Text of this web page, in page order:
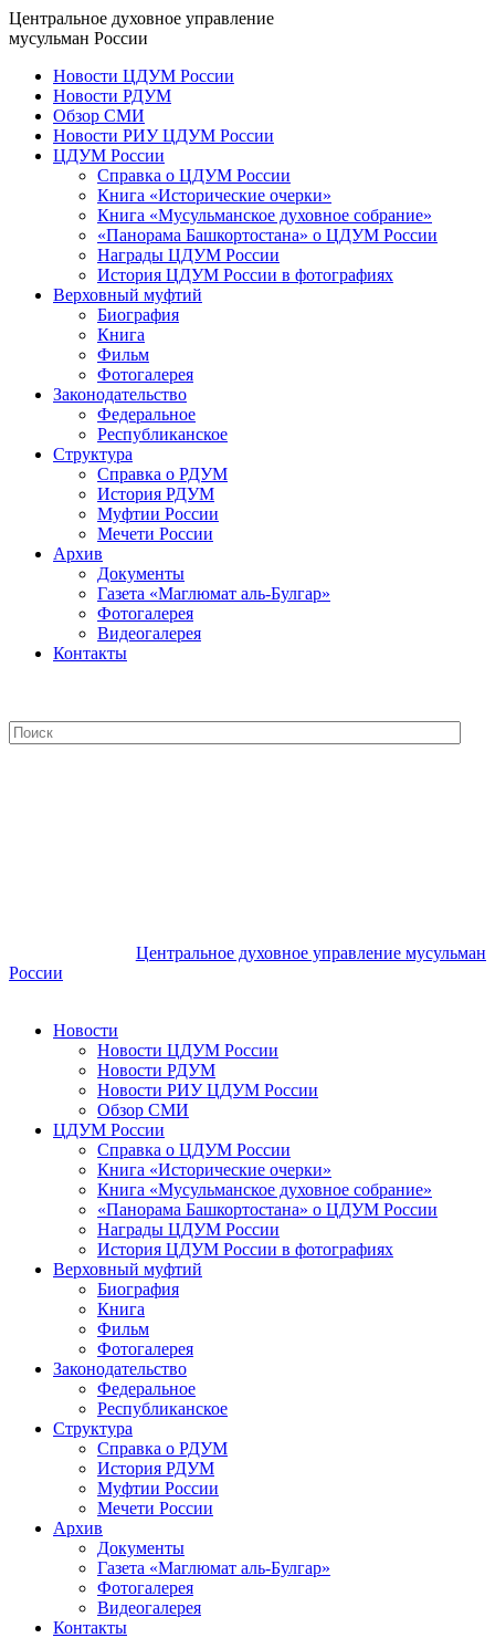
Центральное духовное управление
мусульман России
Новости ЦДУМ России
Новости РДУМ
Обзор СМИ
Новости РИУ ЦДУМ России
ЦДУМ России
Справка о ЦДУМ России
Книга «Исторические очерки»
Книга «Мусульманское духовное собрание»
«Панорама Башкортостана» о ЦДУМ России
Награды ЦДУМ России
История ЦДУМ России в фотографиях
Верховный муфтий
Биография
Книга
Фильм
Фотогалерея
Законодательство
Федеральное
Республиканское
Структура
Справка о РДУМ
История РДУМ
Муфтии России
Мечети России
Архив
Документы
Газета «Маглюмат аль-Булгар»
Фотогалерея
Видеогалерея
Контакты
Центральное духовное управление мусульман
России
Новости
Новости ЦДУМ России
Новости РДУМ
Новости РИУ ЦДУМ России
Обзор СМИ
ЦДУМ России
Справка о ЦДУМ России
Книга «Исторические очерки»
Книга «Мусульманское духовное собрание»
«Панорама Башкортостана» о ЦДУМ России
Награды ЦДУМ России
История ЦДУМ России в фотографиях
Верховный муфтий
Биография
Книга
Фильм
Фотогалерея
Законодательство
Федеральное
Республиканское
Структура
Справка о РДУМ
История РДУМ
Муфтии России
Мечети России
Архив
Документы
Газета «Маглюмат аль-Булгар»
Фотогалерея
Видеогалерея
Контакты